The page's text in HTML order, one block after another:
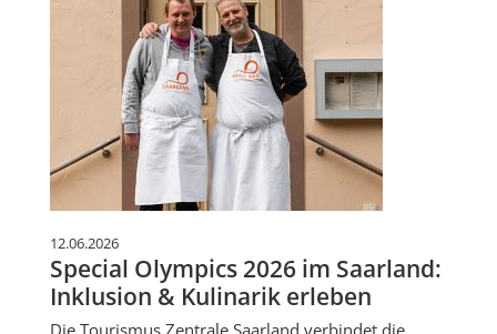
12.06.2026
Special Olympics 2026 im Saarland:
Inklusion & Kulinarik erleben
Die Tourismus Zentrale Saarland verbindet die